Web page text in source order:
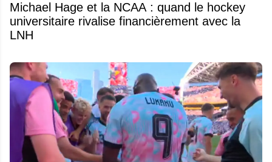
Michael Hage et la NCAA : quand le hockey
universitaire rivalise financièrement avec la
LNH